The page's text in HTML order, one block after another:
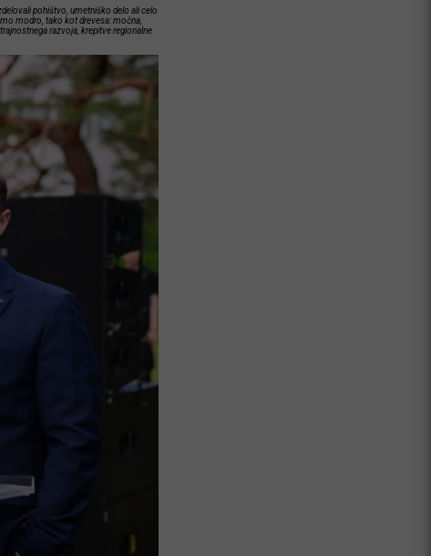
pohištvo, umetniško delo ali celo
modro, tako kot drevesa: močna,
razvoja, krepitve regionalne